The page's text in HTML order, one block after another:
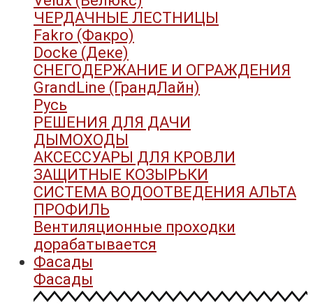
ЧЕРДАЧНЫЕ ЛЕСТНИЦЫ
Fakro (Факро)
Docke (Деке)
СНЕГОДЕРЖАНИЕ И ОГРАЖДЕНИЯ
GrandLine (ГрандЛайн)
Русь
РЕШЕНИЯ ДЛЯ ДАЧИ
ДЫМОХОДЫ
АКСЕССУАРЫ ДЛЯ КРОВЛИ
ЗАЩИТНЫЕ КОЗЫРЬКИ
СИСТЕМА ВОДООТВЕДЕНИЯ АЛЬТА
ПРОФИЛЬ
Вентиляционные проходки
дорабатывается
Фасады
Фасады